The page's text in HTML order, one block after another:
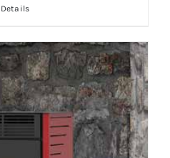
Details